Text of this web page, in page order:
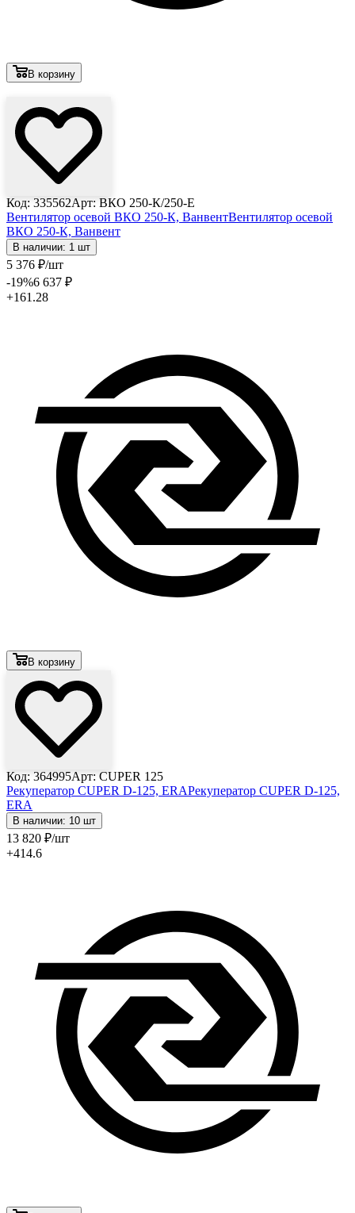
В корзину
Код: 335562Арт: ВКО 250-К/250-E
Вентилятор осевой ВКО 250-К, ВанвентВентилятор осевой
ВКО 250-К, Ванвент
В наличии: 1 шт
5 376 ₽/шт
-19%6 637 ₽
+161.28
В корзину
Код: 364995Арт: CUPER 125
Рекуператор CUPER D-125, ERAРекуператор CUPER D-125,
ERA
В наличии: 10 шт
13 820 ₽/шт
+414.6